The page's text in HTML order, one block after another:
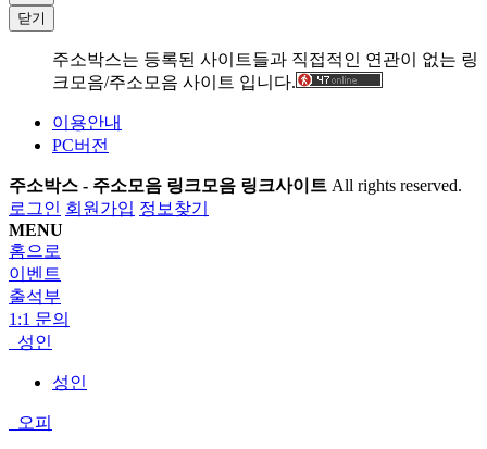
닫기
주소박스는 등록된 사이트들과 직접적인 연관이 없는 링
크모음/주소모음 사이트 입니다.
이용안내
PC버전
주소박스 - 주소모음 링크모음 링크사이트 All rights reserved.
로그인 회원가입 정보찾기
MENU
홈으로
이벤트
출석부
1:1 문의
성인
성인
오피